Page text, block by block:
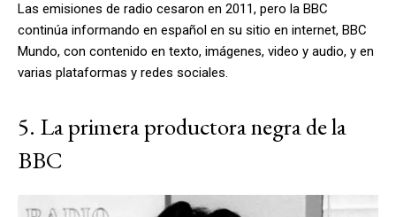
Las emisiones de radio cesaron en 2011, pero la BBC
continúa informando en español en su sitio en internet, BBC
Mundo, con contenido en texto, imágenes, video y audio, y en
varias plataformas y redes sociales.
5. La primera productora negra de la
BBC